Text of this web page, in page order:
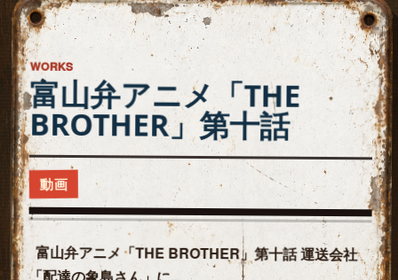
WORKS
富山弁アニメ「THE
BROTHER」第十話
動画
富山弁アニメ「THE BROTHER」第十話 運送会社